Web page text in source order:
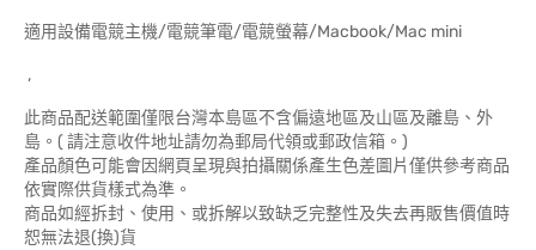
適用設備電競主機/電競筆電/電競螢幕/Macbook/Mac mini
,
此商品配送範圍僅限台灣本島區不含偏遠地區及山區及離島、外
島。( 請注意收件地址請勿為郵局代領或郵政信箱。)
產品顏色可能會因網頁呈現與拍攝關係產生色差圖片僅供參考商品
依實際供貨樣式為準。
商品如經拆封、使用、或拆解以致缺乏完整性及失去再販售價值時
恕無法退(換)貨